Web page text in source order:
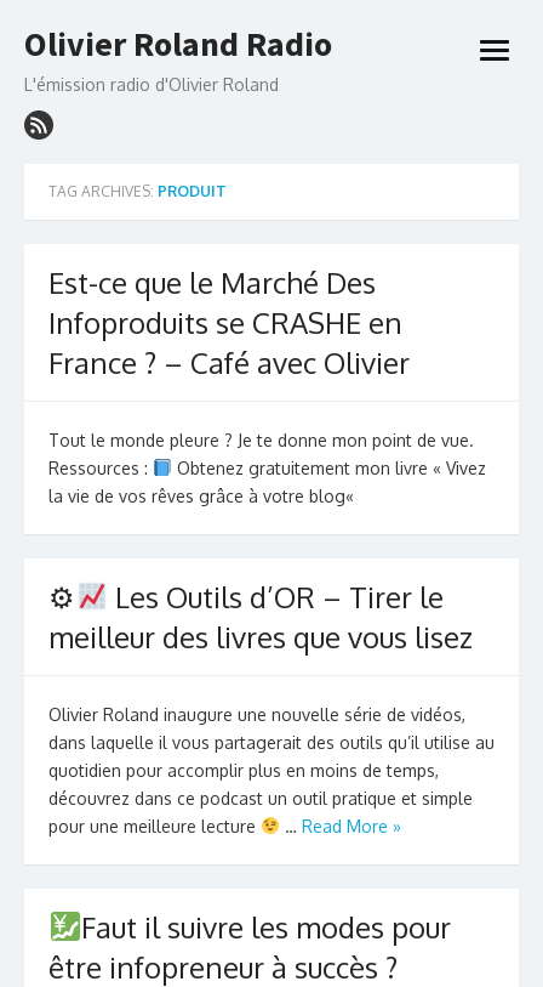
to
Olivier Roland Radio
L'émission radio d'Olivier Roland
open
TAG ARCHIVES: PRODUIT
Est-ce que le Marché Des
Infoproduits se CRASHE en
France ? – Café avec Olivier
Tout le monde pleure ? Je te donne mon point de vue.
Ressources :
Obtenez gratuitement mon livre « Vivez
la vie de vos rêves grâce à votre blog«
⚙
Les Outils d’OR – Tirer le
meilleur des livres que vous lisez
Olivier Roland inaugure une nouvelle série de vidéos,
dans laquelle il vous partagerait des outils qu’il utilise au
quotidien pour accomplir plus en moins de temps,
découvrez dans ce podcast un outil pratique et simple
pour une meilleure lecture
… Read More »
Faut il suivre les modes pour
être infopreneur à succès ?